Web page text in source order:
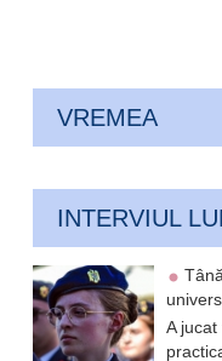
VREMEA
INTERVIUL
A